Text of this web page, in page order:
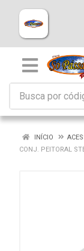
INÍCIO
CONJ. PEITORAL